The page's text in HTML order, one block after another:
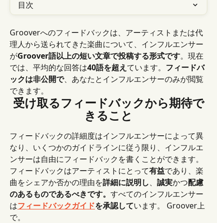
目次
Grooverへのフィードバックは、アーティストまたは代
理人から送られてきた楽曲について、インフルエンサー
がGroover語以上の短い文章で投稿する形式です。現在
では、平均的な回答は40語を超えています。 フィードバ
ックは非公開で、あなたとインフルエンサーのみが閲覧
できます。
受け取るフィードバックから期待で
きること
フィードバックの詳細度はインフルエンサーによって異
なり、いくつかのガイドラインに従う限り、インフルエ
ンサーは自由にフィードバックを書くことができます。
フィードバックはアーティストにとって有益であり、楽
曲をシェアか否かの理由を詳細に説明し、 誠実かつ配慮
のあるものであるべきです。 すべてのインフルエンサー
はフィードバックガイドを承認しています。
Groover上
で。